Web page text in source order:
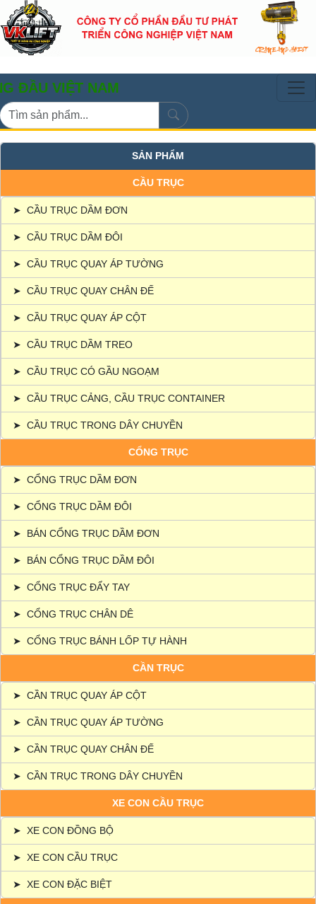
NAM
SẢN PHẨM
CẦU TRỤC
➤ CẦU TRỤC DẦM ĐƠN
➤ CẦU TRỤC DẦM ĐÔI
➤ CẦU TRỤC QUAY ÁP TƯỜNG
➤ CẦU TRỤC QUAY CHÂN ĐẾ
➤ CẦU TRỤC QUAY ÁP CỘT
➤ CẦU TRỤC DẦM TREO
➤ CẦU TRỤC CÓ GẦU NGOẠM
➤ CẦU TRỤC CẢNG, CẦU TRỤC CONTAINER
➤ CẦU TRỤC TRONG DÂY CHUYỀN
CỔNG TRỤC
➤ CỔNG TRỤC DẦM ĐƠN
➤ CỔNG TRỤC DẦM ĐÔI
➤ BÁN CỔNG TRỤC DẦM ĐƠN
➤ BÁN CỔNG TRỤC DẦM ĐÔI
➤ CỔNG TRỤC ĐẨY TAY
➤ CỔNG TRỤC CHÂN DÊ
➤ CỔNG TRỤC BÁNH LỐP TỰ HÀNH
CẦN TRỤC
➤ CẦN TRỤC QUAY ÁP CỘT
➤ CẦN TRỤC QUAY ÁP TƯỜNG
➤ CẦN TRỤC QUAY CHÂN ĐẾ
➤ CẦN TRỤC TRONG DÂY CHUYỀN
XE CON CẦU TRỤC
➤ XE CON ĐỒNG BỘ
➤ XE CON CẦU TRỤC
➤ XE CON ĐẶC BIỆT